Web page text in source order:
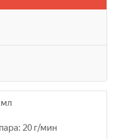
мл
20 г/мин